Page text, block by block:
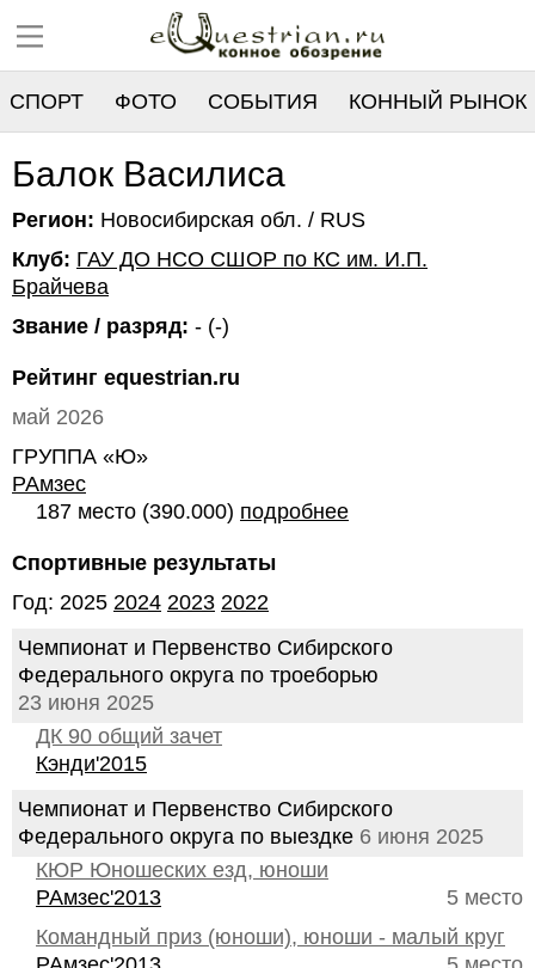
СПОРТ ФОТО СОБЫТИЯ КОННЫЙ РЫНОК
РЕЕСТР
Балок Василиса
Регион: Новосибирская обл. / RUS
Клуб: ГАУ ДО НСО СШОР по КС им. И.П.
Брайчева
Звание / разряд: - (-)
Рейтинг equestrian.ru
май 2026
ГРУППА «Ю»
РАмзес
187 место (390.000) подробнее
Спортивные результаты
Год: 2025 2024 2023 2022
Чемпионат и Первенство Сибирского
Федерального округа по троеборью
23 июня 2025
ДК 90 общий зачет
Кэнди'2015
Чемпионат и Первенство Сибирского
Федерального округа по выездке 6 июня 2025
КЮР Юношеских езд, юноши
5 место
РАмзес'2013
Командный приз (юноши), юноши - малый круг